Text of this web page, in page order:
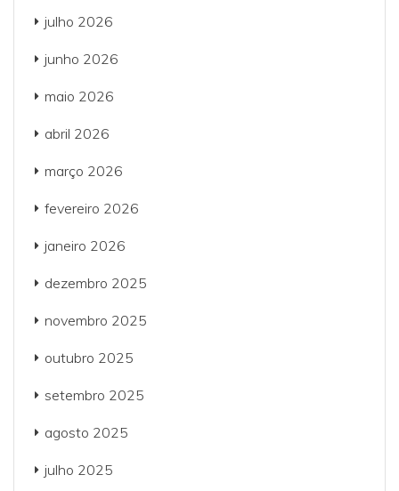
julho 2026
junho 2026
maio 2026
abril 2026
março 2026
fevereiro 2026
janeiro 2026
dezembro 2025
novembro 2025
outubro 2025
setembro 2025
agosto 2025
julho 2025